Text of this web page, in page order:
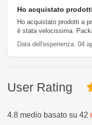
Ho acquistato
Ho acquistato prodotti a
è stata velocissima.
Data dell'esperienza: 04
User Rating
4.8 medio basato su 42